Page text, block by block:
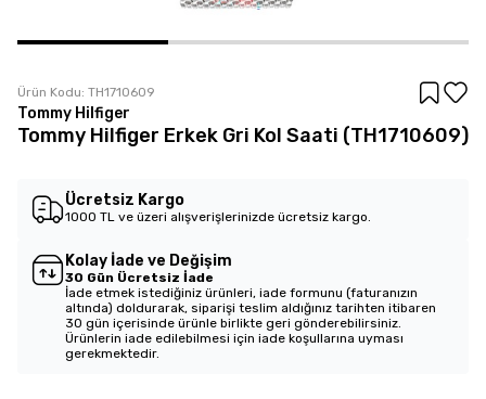
Ürün Kodu: TH1710609
Tommy Hilfiger
Tommy Hilfiger Erkek Gri Kol Saati (TH1710609)
Ücretsiz Kargo
1000 TL ve üzeri alışverişlerinizde ücretsiz kargo.
Kolay İade ve Değişim
30 Gün Ücretsiz İade
İade etmek istediğiniz ürünleri, iade formunu (faturanızın
altında) doldurarak, siparişi teslim aldığınız tarihten itibaren
30 gün içerisinde ürünle birlikte geri gönderebilirsiniz.
Ürünlerin iade edilebilmesi için iade koşullarına uyması
gerekmektedir.